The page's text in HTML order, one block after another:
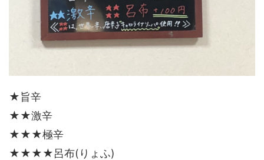
★旨辛
★★激辛
★★★極辛
★★★★呂布(りょふ)